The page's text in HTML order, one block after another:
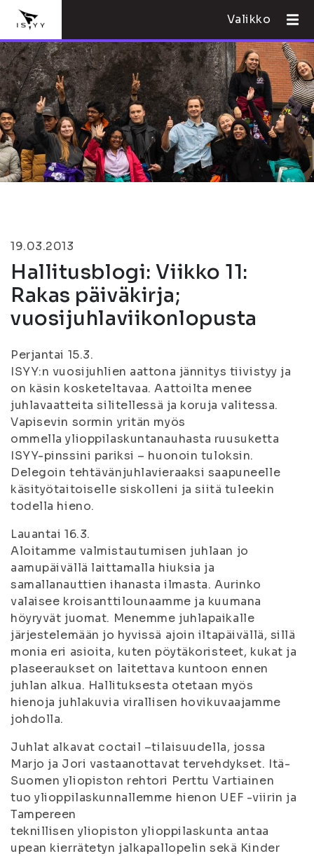
Valikko
19.03.2013
Hallitusblogi: Viikko 11:
Rakas päiväkirja;
vuosijuhlaviikonlopusta
Perjantai 15.3.
ISYY:n vuosijuhlien aattona jännitys tiivistyy ja
on käsin kosketeltavaa. Aattoilta menee
juhlavaatteita silitellessä ja koruja valitessa.
Vapisevin sormin yritän myös
ommella ylioppilaskuntanauhasta ruusuketta
ISYY-pinssini pariksi – huonoin tuloksin.
Delegoin tehtävänjuhlavieraaksi saapuneelle
käsityötaitoiselle siskolleni ja siitä tuleekin
todella hieno.
Lauantai 16.3.
Aloitamme valmistautumisen juhlaan jo
aamupäivällä laittamalla hiuksia ja
samallanauttien ihanasta ilmasta. Aurinko
valaisee kroisanttilounaamme ja kuumana
höyryvät juomat. Menemme juhlapaikalle
järjestelemään jo hyvissä ajoin iltapäivällä, sillä
monia eri asioita, kuten pöytäkoristeet, kukat ja
plaseeraukset on laitettava kuntoon ennen
juhlan alkua. Hallituksesta otetaan myös
hienoja juhlakuvia virallisen hovikuvaajamme
johdolla.
Juhlat alkavat coctail –tilaisuudella, jossa
Marjo ja Jori vastaanottavat tervehdykset. Itä-
Suomen yliopiston rehtori Perttu Vartiainen
tuo ylioppilaskunnallemme hienon UEF -viirin ja
Tampereen
teknillisen yliopiston ylioppilaskunta antaa
upean kierrätetyn jalkapallopelin sekä Kinder